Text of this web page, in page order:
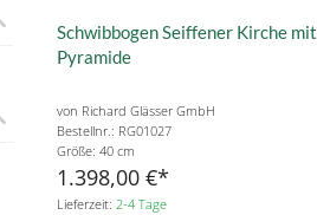
Schwibbogen Seiffener Kirche mit
Pyramide
von Richard Glässer GmbH
Bestellnr.: RG01027
Größe: 40 cm
1.398,00 €
Lieferzeit: 2-4 Tage